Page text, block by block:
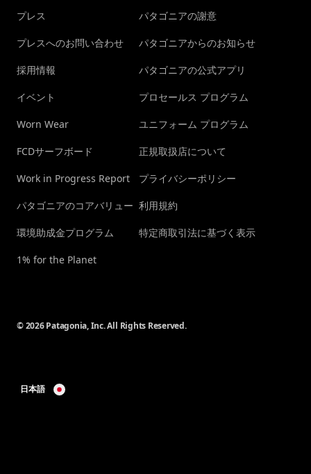
プレス
プレスへのお問い合わせ
採用情報
イベント
Worn Wear
FCDサーフボード
Work in Progress Report
パタゴニアのコアバリュー
環境助成金プログラム
1% for the Planet
パタゴニアの謝意
パタゴニアからのお知らせ
パタゴニアの公式アプリ
プロセールス プログラム
ユニフォーム プログラム
正規取扱店について
プライバシーポリシー
利用規約
特定商取引法に基づく表示
© 2026 Patagonia, Inc. All Rights Reserved.
日本語